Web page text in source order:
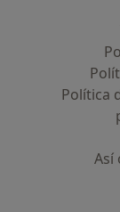
Política
Así